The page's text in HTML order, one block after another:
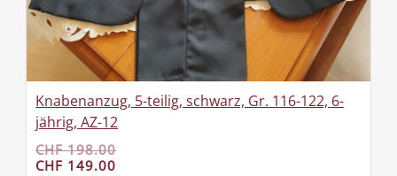
Knabenanzug, 5-teilig, schwarz, Gr. 116-122, 6-
jährig, AZ-12
CHF 198.00
CHF 149.00